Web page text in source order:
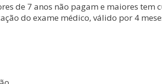
de 7 anos não pagam e maiores tem
do exame médico, válido por 4